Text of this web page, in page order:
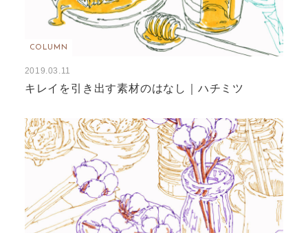
COLUMN
2019.03.11
キレイを引き出す素材のはなし｜ハチミツ